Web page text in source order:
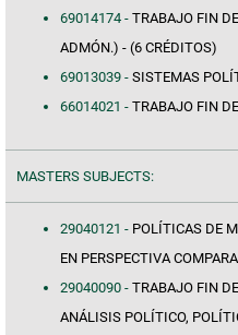
69014174 - TRABAJO FIN
ADMÓN.) - (6 CRÉDITOS)
69013039 - SISTEMAS
66014021 - TRABAJO FIN
MASTERS SUBJECTS:
29040121 - POLÍTICAS DE
EN PERSPECTIVA
29040090 - TRABAJO FIN
ANÁLISIS POLÍTICO,